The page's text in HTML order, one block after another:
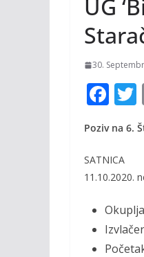
UG
30.
F
e
b
o
o
k
w
Poziv na 6.
SATNICA
11.10.2020.